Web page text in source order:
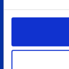
bez
ponieważ w
istotnych